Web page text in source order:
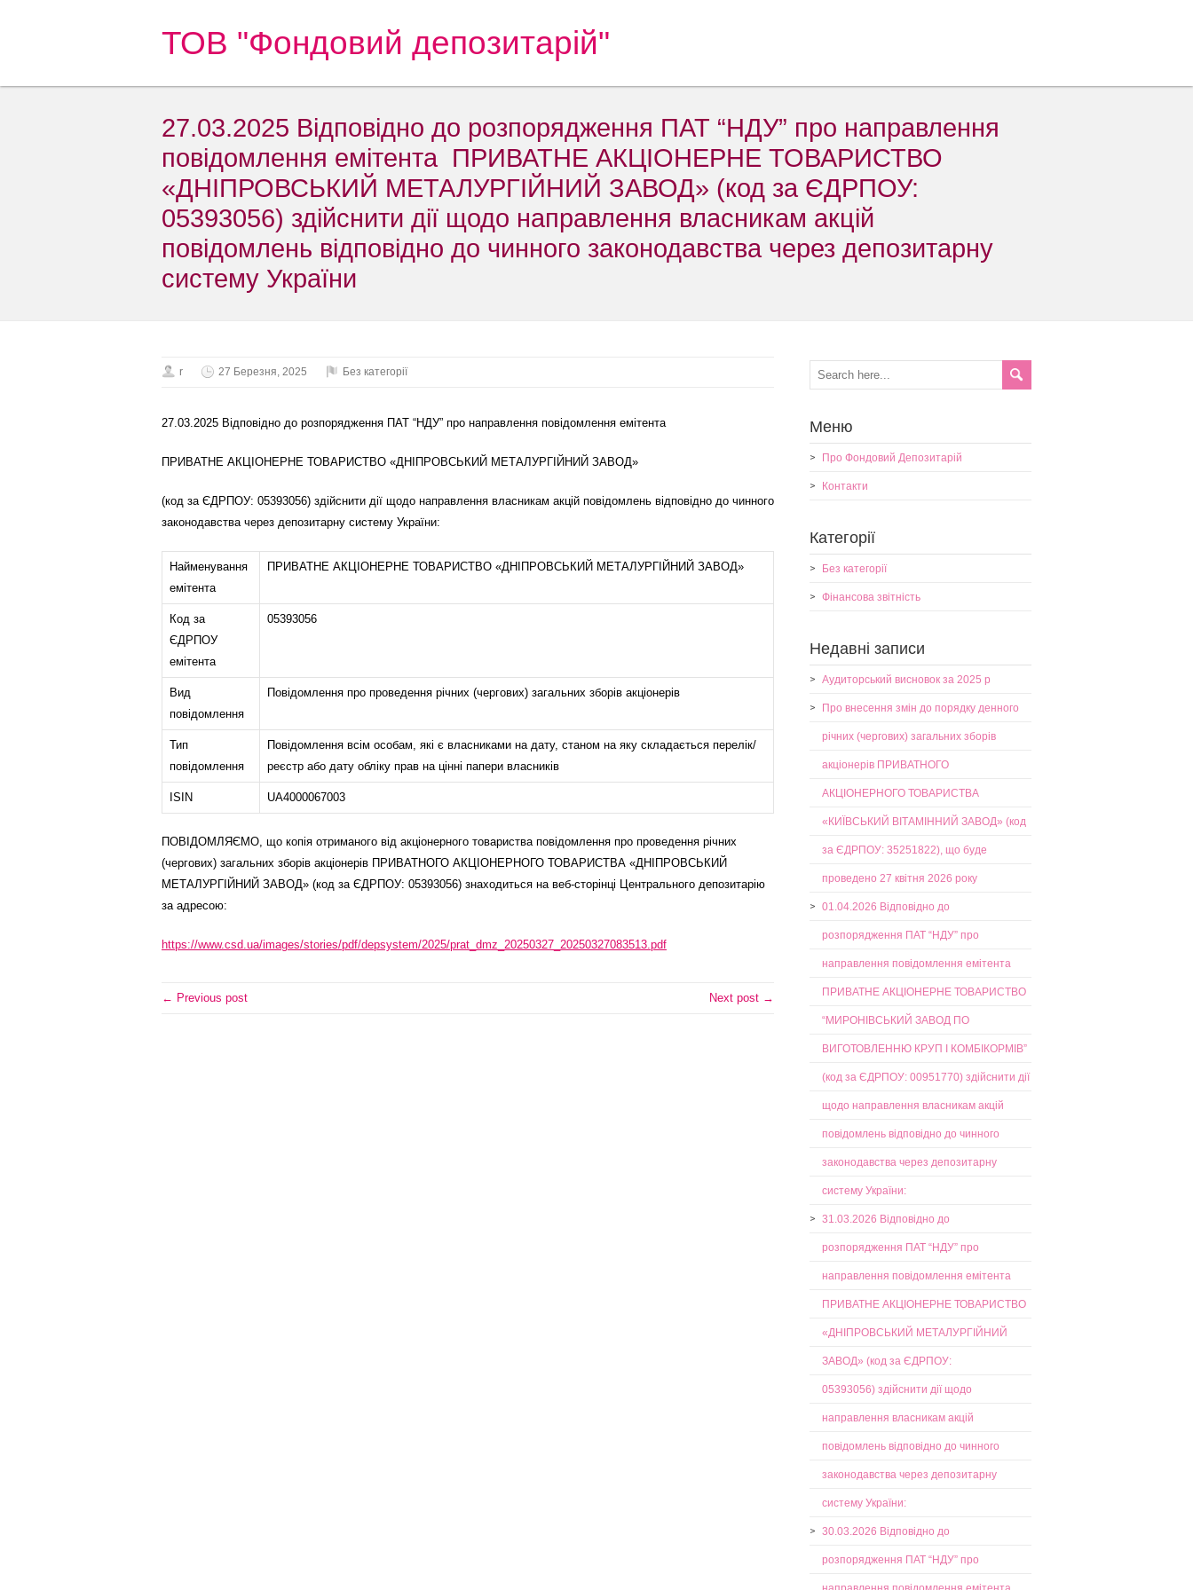
ТОВ "Фондовий депозитарій"
27.03.2025 Відповідно до розпорядження ПАТ “НДУ” про направлення
повідомлення емітента ПРИВАТНЕ АКЦІОНЕРНЕ ТОВАРИСТВО
«ДНІПРОВСЬКИЙ МЕТАЛУРГІЙНИЙ ЗАВОД» (код за ЄДРПОУ:
05393056) здійснити дії щодо направлення власникам акцій
повідомлень відповідно до чинного законодавства через депозитарну
систему України
r 27 Березня, 2025 Без категорії
27.03.2025 Відповідно до розпорядження ПАТ “НДУ” про направлення повідомлення емітента
ПРИВАТНЕ АКЦІОНЕРНЕ ТОВАРИСТВО «ДНІПРОВСЬКИЙ МЕТАЛУРГІЙНИЙ ЗАВОД»
(код за ЄДРПОУ: 05393056) здійснити дії щодо направлення власникам акцій повідомлень відповідно до чинного
законодавства через депозитарну систему України:
Найменування
емітента
ПРИВАТНЕ АКЦІОНЕРНЕ ТОВАРИСТВО «ДНІПРОВСЬКИЙ МЕТАЛУРГІЙНИЙ ЗАВОД»
Код за
ЄДРПОУ
емітента
05393056
Вид
повідомлення
Повідомлення про проведення річних (чергових) загальних зборів акціонерів
Тип
повідомлення
Повідомлення всім особам, які є власниками на дату, станом на яку складається перелік/
реєстр або дату обліку прав на цінні папери власників
ISIN UA4000067003
ПОВІДОМЛЯЄМО, що копія отриманого від акціонерного товариства повідомлення про проведення річних
(чергових) загальних зборів акціонерів ПРИВАТНОГО АКЦІОНЕРНОГО ТОВАРИСТВА «ДНІПРОВСЬКИЙ
МЕТАЛУРГІЙНИЙ ЗАВОД» (код за ЄДРПОУ: 05393056) знаходиться на веб-сторінці Центрального депозитарію
за адресою:
https://www.csd.ua/images/stories/pdf/depsystem/2025/prat_dmz_20250327_20250327083513.pdf
← Previous post Next post →
Меню
Про Фондовий Депозитарій
Контакти
Категорії
Без категорії
Фінансова звітність
Недавні записи
Аудиторський висновок за 2025 р
Про внесення змін до порядку денного
річних (чергових) загальних зборів
акціонерів ПРИВАТНОГО
АКЦІОНЕРНОГО ТОВАРИСТВА
«КИЇВСЬКИЙ ВІТАМІННИЙ ЗАВОД» (код
за ЄДРПОУ: 35251822), що буде
проведено 27 квітня 2026 року
01.04.2026 Відповідно до
розпорядження ПАТ “НДУ” про
направлення повідомлення емітента
ПРИВАТНЕ АКЦІОНЕРНЕ ТОВАРИСТВО
“МИРОНІВСЬКИЙ ЗАВОД ПО
ВИГОТОВЛЕННЮ КРУП І КОМБІКОРМІВ”
(код за ЄДРПОУ: 00951770) здійснити дії
щодо направлення власникам акцій
повідомлень відповідно до чинного
законодавства через депозитарну
систему України:
31.03.2026 Відповідно до
розпорядження ПАТ “НДУ” про
направлення повідомлення емітента
ПРИВАТНЕ АКЦІОНЕРНЕ ТОВАРИСТВО
«ДНІПРОВСЬКИЙ МЕТАЛУРГІЙНИЙ
ЗАВОД» (код за ЄДРПОУ:
05393056) здійснити дії щодо
направлення власникам акцій
повідомлень відповідно до чинного
законодавства через депозитарну
систему України:
30.03.2026 Відповідно до
розпорядження ПАТ “НДУ” про